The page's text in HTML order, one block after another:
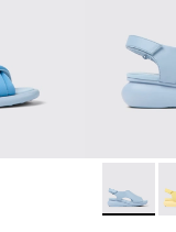
- Sandalias azules
003 Balloon